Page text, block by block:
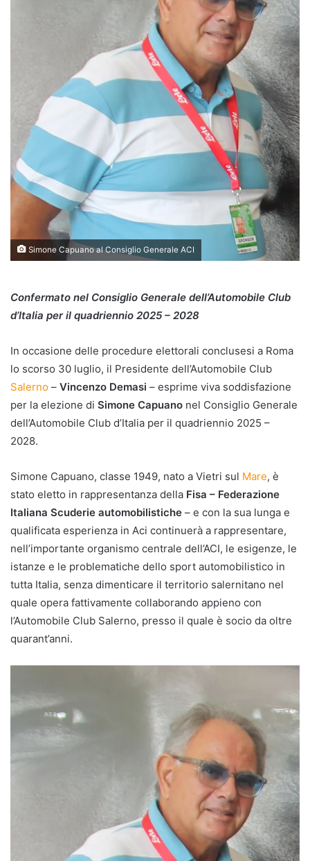
Simone Capuano al Consiglio Generale ACI
Confermato nel Consiglio Generale dell’Automobile Club
d’Italia per il quadriennio 2025 – 2028
In occasione delle procedure elettorali conclusesi a Roma
lo scorso 30 luglio, il Presidente dell’Automobile Club
Salerno – Vincenzo Demasi – esprime viva soddisfazione
per la elezione di Simone Capuano nel Consiglio Generale
dell’Automobile Club d’Italia per il quadriennio 2025 –
2028.
Simone Capuano, classe 1949, nato a Vietri sul Mare, è
stato eletto in rappresentanza della Fisa – Federazione
Italiana Scuderie automobilistiche – e con la sua lunga e
qualificata esperienza in Aci continuerà a rappresentare,
nell’importante organismo centrale dell’ACI, le esigenze, le
istanze e le problematiche dello sport automobilistico in
tutta Italia, senza dimenticare il territorio salernitano nel
quale opera fattivamente collaborando appieno con
l’Automobile Club Salerno, presso il quale è socio da oltre
quarant’anni.